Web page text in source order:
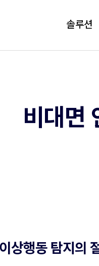
솔루션
비대면
상행동 탐지의